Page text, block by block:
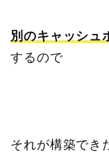
別のキャッシュ
するので
それが構築でき